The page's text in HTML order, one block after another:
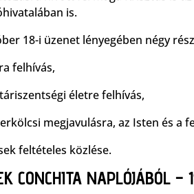
is.
18-i üzenet lényegében négy
felhívás,
életre felhívás,
megjavulásra, az Isten és a
feltételes közlése.
CONCHITA NAPLÓJÁBÓL